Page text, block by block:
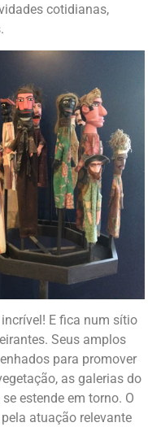
cotidianas,
E fica num sítio
Seus amplos
para promover
as galerias do
estende em torno. O
atuação relevante